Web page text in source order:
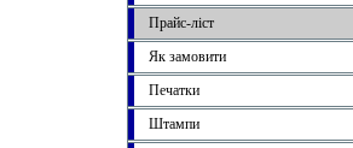
Прайс-ліст
Як замовити
Печатки
Штампи